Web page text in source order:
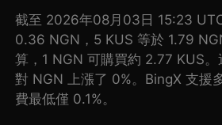
截至 2026年08月03日 15:23
0.36 NGN，5 KUS 等於 1.79
算，1 NGN 可購買約 2.77 KUS
對 NGN 上漲了 0%。BingX 支援
費最低僅 0.1%。